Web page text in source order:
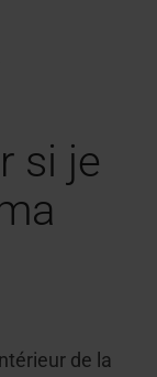
si je
de la